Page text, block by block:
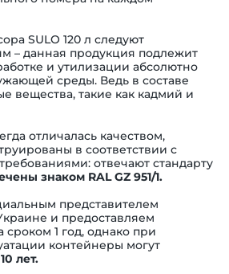
SULO 120 л следуют
– данная продукция подлежит
и утилизации абсолютно
среды. Ведь в составе
вещества, такие как кадмий и
отличалась качеством,
в соответствии с
отвечают стандарту
знаком RAL GZ 951/1.
представителем
и предоставляем
сроком 1 год, однако при
контейнеры могут
10 лет.